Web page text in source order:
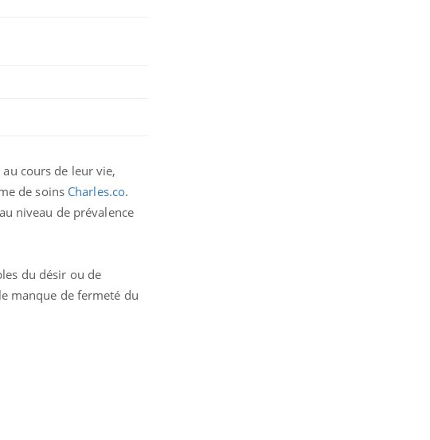
cours de leur vie,
de soins Charles.co.
niveau de prévalence
du désir ou de
manque de fermeté du